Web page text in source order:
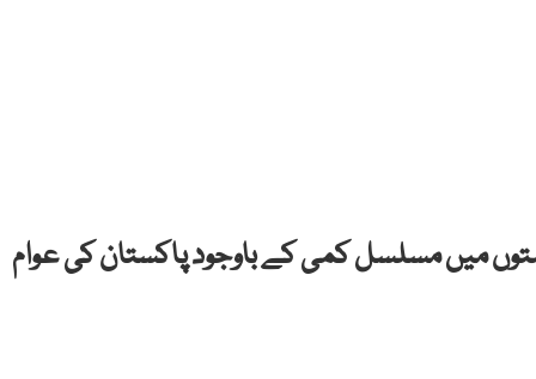
میں مسلسل کمی کے باوجود پاکستان کی عوام